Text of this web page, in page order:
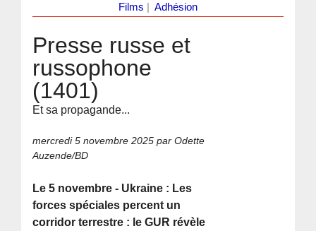
Films
Adhésion
Presse russe et
russophone
(1401)
Et sa propagande...
mercredi 5 novembre 2025 par Odette
Auzende/BD
Le 5 novembre - Ukraine : Les
forces spéciales percent un
corridor terrestre : le GUR révèle